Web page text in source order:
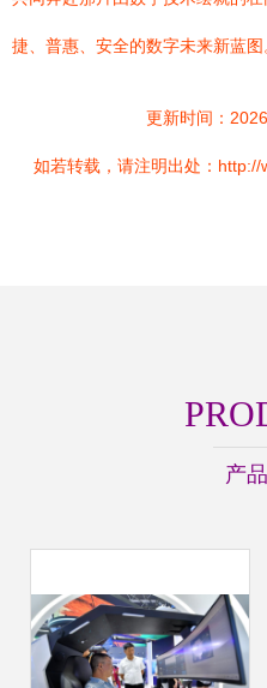
捷、普惠、安全的数字未来新蓝图
更新时间：
如若转载，请注明出处：
产